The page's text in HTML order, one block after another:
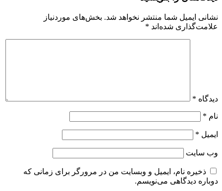
نشانی ایمیل شما منتشر نخواهد شد. بخش‌های موردنیاز
علامت‌گذاری شده‌اند *
دیدگاه *
نام *
ایمیل *
وب‌ سایت
ذخیره نام، ایمیل و وبسایت من در مرورگر برای زمانی که
دوباره دیدگاهی می‌نویسم.